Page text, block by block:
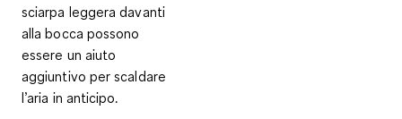
sciarpa leggera davanti
alla bocca possono
essere un aiuto
aggiuntivo per scaldare
l’aria in anticipo.